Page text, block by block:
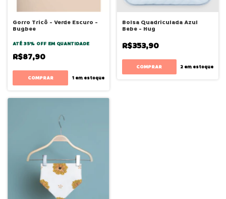
Gorro Tricô - Verde Escuro -
Bugbee
ATÉ 35% OFF EM QUANTIDADE
R$87,90
COMPRAR 1em estoque
Bolsa Quadriculada Azul
Bebe - Hug
R$353,90
COMPRAR 2 em estoque